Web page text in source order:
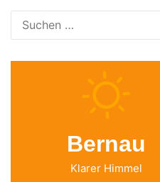
Bernau
Klarer Himmel